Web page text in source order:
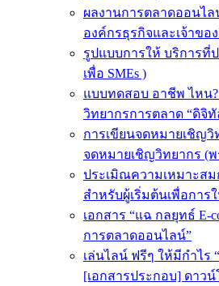
ผลงานการตลาดออนไ
องค์กรธุรกิจและเจ้าขอ
รูปแบบการให้ บริการที่
เพื่อ SMEs )
แบบทดสอบ อาชีพ ไหน
วิทยากรการตลาด “ดิจิทั
การเขียนจดหมายเชิญวิ
จดหมายเชิญวิทยากร (
ประเมิณความเหมาะส
สำหรับผู้เริ่มต้นเพื่อการ
เอกสาร “แฉ กลยุทธ์ E-
การตลาดออนไลน์”
เล่นไลน์ ฟรีๆ ให้มีกำไร
[เอกสารประกอบ] ดาว